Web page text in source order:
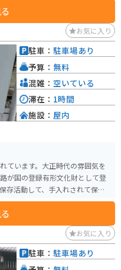
イクスタンドも設置されていま
インターチェンジがあり、アク
光スポットも点在しています。
しく、散策するだけでも楽しめ
れており、街のあちこちに湧き
お気に入り
ています。大正時代の雰囲気を
が国の登録有形文化財として登
活動して、手入れされて保存状
内も無料。歴史を感じたい人に
駐車： 駐車場あり
予算： 無料
混雑： 空いている
滞在： 1時間
施設： 屋内
お気に入り
駐車： 駐車場あり